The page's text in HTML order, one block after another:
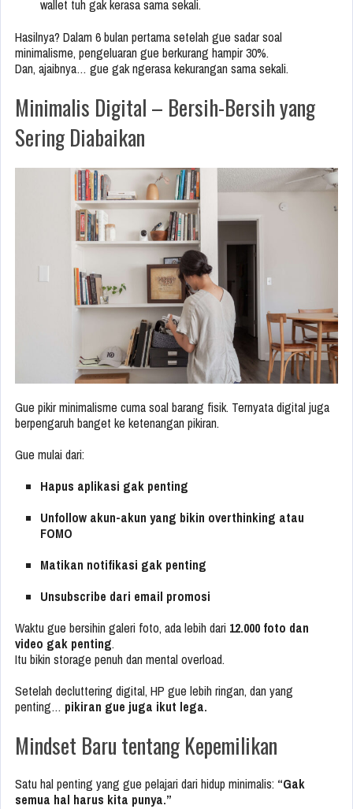
wallet tuh gak kerasa sama sekali.
Hasilnya? Dalam 6 bulan pertama setelah gue sadar soal
minimalisme, pengeluaran gue berkurang hampir 30%.
Dan, ajaibnya… gue gak ngerasa kekurangan sama sekali.
Minimalis Digital – Bersih-Bersih yang
Sering Diabaikan
Gue pikir minimalisme cuma soal barang fisik. Ternyata digital juga
berpengaruh banget ke ketenangan pikiran.
Gue mulai dari:
Hapus aplikasi gak penting
Unfollow akun-akun yang bikin overthinking atau
FOMO
Matikan notifikasi gak penting
Unsubscribe dari email promosi
Waktu gue bersihin galeri foto, ada lebih dari 12.000 foto dan
video gak penting.
Itu bikin storage penuh dan mental overload.
Setelah decluttering digital, HP gue lebih ringan, dan yang
penting… pikiran gue juga ikut lega.
Mindset Baru tentang Kepemilikan
Satu hal penting yang gue pelajari dari hidup minimalis: “Gak
semua hal harus kita punya.”